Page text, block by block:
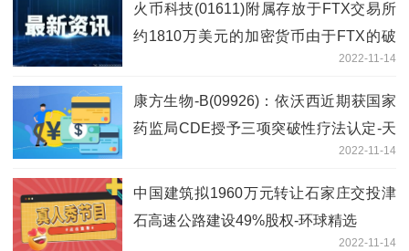
火币科技(01611)附属存放于FTX交易所
约1810万美元的加密货币由于FTX的破
2022-11-14
康方生物-B(09926)：依沃西近期获国家
药监局CDE授予三项突破性疗法认定-天
2022-11-14
中国建筑拟1960万元转让石家庄交投津
石高速公路建设49%股权-环球精选
2022-11-14